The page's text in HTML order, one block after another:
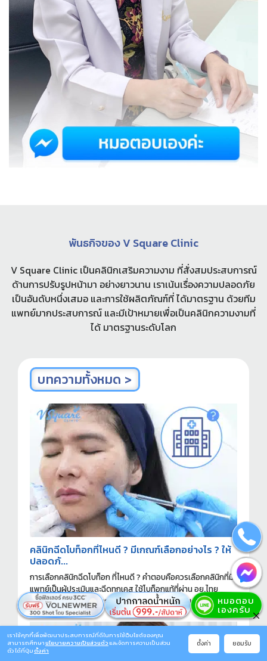
พันธกิจของ V Square Clinic
V Square Clinic เป็นคลินิกเสริมความงาม ที่สั่งสมประสบการณ์
ด้านการปรับรูปหน้ามา อย่างยาวนาน เราเน้นเรื่องความปลอดภัย
เป็นอันดับหนึ่งเสมอ และการใช้ผลิตภัณฑ์ที่ ได้มาตรฐาน ด้วยทีม
แพทย์มากประสบการณ์ และมีเป้าหมายเพื่อเป็นคลินิกความงามที่
ได้ มาตรฐานระดับโลก
บทความทั้งหมด >
คลินิกฉีดโบท็อกที่ไหนดี ? มีเกณฑ์เลือกอย่างไร ? ให้
ปลอดภั...
การเลือกคลินิกฉีดโบท็อก ที่ไหนดี ? คำตอบคือควรเลือกคลินิกที่มี
แพทย์เป็นผู้ประเมินและฉีดทุกเคส ใช้โบท็อกแท้ที่ผ่าน อย.ไทย
มากกว่าการตัดสินใจจากราคาถูกหรือโปรโมชันเพียงอย่างเดียว
ครับ
เราใช้คุกกี้เพื่อพัฒนาประสบการณ์ที่ดีในการใช้เว็บไซต์ของคุณ
สามารถศึกษานโยบายความเป็นส่วนตัว และจัดการความเป็นส่วน
ตัว ได้ที่ปุ่มตั้งค่า
ตั้งค่า ยอมรับ